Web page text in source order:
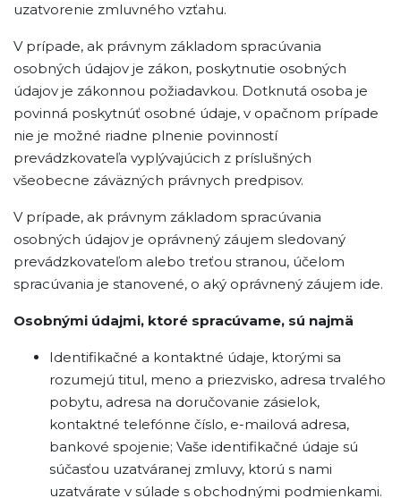
uzatvorenie zmluvného vzťahu.
V prípade, ak právnym základom spracúvania
osobných údajov je zákon, poskytnutie osobných
údajov je zákonnou požiadavkou. Dotknutá osoba je
povinná poskytnúť osobné údaje, v opačnom prípade
nie je možné riadne plnenie povinností
prevádzkovateľa vyplývajúcich z príslušných
všeobecne záväzných právnych predpisov.
V prípade, ak právnym základom spracúvania
osobných údajov je oprávnený záujem sledovaný
prevádzkovateľom alebo treťou stranou, účelom
spracúvania je stanovené, o aký oprávnený záujem ide.
Osobnými údajmi, ktoré spracúvame, sú najmä
Identifikačné a kontaktné údaje, ktorými sa
rozumejú titul, meno a priezvisko, adresa trvalého
pobytu, adresa na doručovanie zásielok,
kontaktné telefónne číslo, e-mailová adresa,
bankové spojenie; Vaše identifikačné údaje sú
súčasťou uzatváranej zmluvy, ktorú s nami
uzatvárate v súlade s obchodnými podmienkami.